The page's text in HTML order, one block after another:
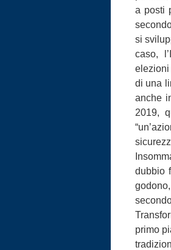
a posti
si
caso,
di una
anche
2019,
dubbio
primo